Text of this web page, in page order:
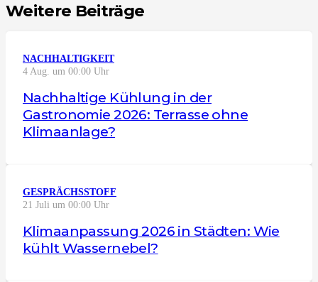
Weitere Beiträge
NACHHALTIGKEIT
4 Aug. um 00:00 Uhr
Nachhaltige Kühlung in der
Gastronomie 2026: Terrasse ohne
Klimaanlage?
GESPRÄCHSSTOFF
21 Juli um 00:00 Uhr
Klimaanpassung 2026 in Städten: Wie
kühlt Wassernebel?